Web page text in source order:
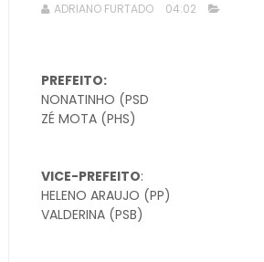
ADRIANO FURTADO 04:02
PREFEITO:
NONATINHO (PSD
ZÉ MOTA (PHS)
VICE-PREFEITO:
HELENO ARAUJO (PP)
VALDERINA (PSB)